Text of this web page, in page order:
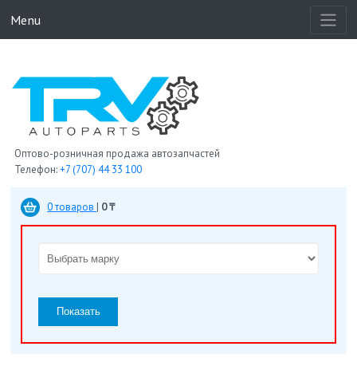
Menu
Оптово-розничная продажа автозапчастей
Телефон:+7 (707) 44 33 100
0 товаров | 0 ₸
Показать